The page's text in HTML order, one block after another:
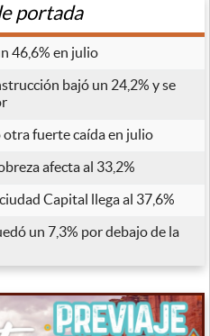
portada
46,6% en julio
bajó un 24,2% y se
otra fuerte caída en julio
afecta al 33,2%
Capital llega al 37,6%
un 7,3% por debajo de la